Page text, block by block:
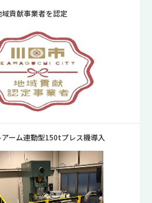
貢献事業者を認定
アーム連動型150tプレス機導入